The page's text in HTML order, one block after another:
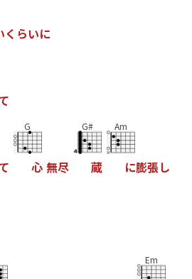
く らいに
G
心 無尽
G#
蔵
Am
に膨張し
Em